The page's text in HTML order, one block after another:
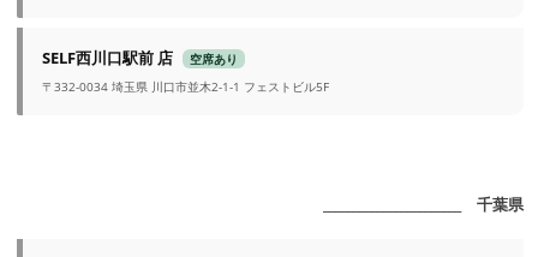
SELF西川口駅前 店
空席あり
〒332-0034 埼玉県 川口市並木2-1-1 フェストビル5F
_______________________ 千葉県